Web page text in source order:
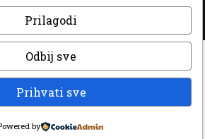
Prilagodi
Odbij sve
Prihvati sve
by